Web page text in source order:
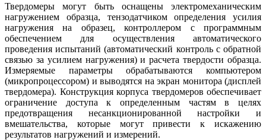
Твердомеры могут быть оснащены электромеханическим
нагружением образца, тензодатчиком определения усилия
нагружения на образец, контроллером с программным
обеспечением для осуществления автоматического
проведения испытаний (автоматический контроль с обратной
связью за усилием нагружения) и расчета твердости образца.
Измеряемые параметры обрабатываются компьютером
(микропроцессором) и выводятся на экран монитора (дисплей
твердомера). Конструкция корпуса твердомеров обеспечивает
ограничение доступа к определенным частям в целях
предотвращения несанкционированной настройки и
вмешательства, которые могут привести к искажению
результатов нагружений и измерений.